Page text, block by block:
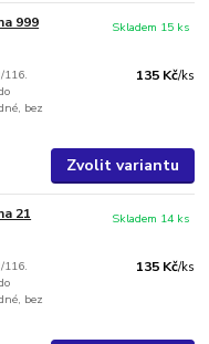
999
116.
bez
135 Kč/ks
Skladem 15 ks
Zvolit variantu
21
116.
bez
135 Kč/ks
Skladem 14 ks